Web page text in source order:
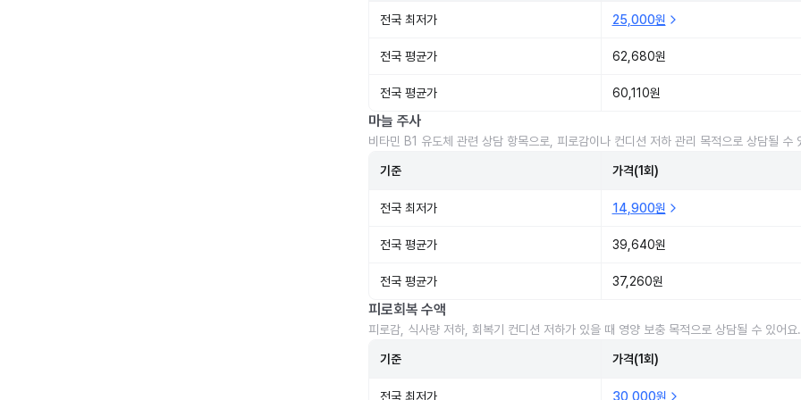
전국 최저가 25,000원
전국 평균가 62,680원
전국 평균가 60,110원
마늘 주사
비타민 B1 유도체 관련 상담 항목으로, 피로감이나 컨디션 저하 관리 목적으로 상담될 수
기준 가격(1회)
전국 최저가 14,900원
전국 평균가 39,640원
전국 평균가 37,260원
피로회복 수액
피로감, 식사량 저하, 회복기 컨디션 저하가 있을 때 영양 보충 목적으로 상담될 수 있어요.
기준 가격(1회)
전국 최저가 30,000원